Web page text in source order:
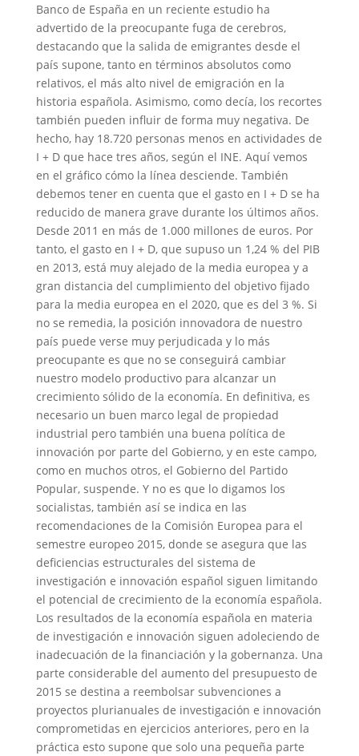
Banco de España en un reciente estudio ha
advertido de la preocupante fuga de cerebros,
destacando que la salida de emigrantes desde el
país supone, tanto en términos absolutos como
relativos, el más alto nivel de emigración en la
historia española. Asimismo, como decía, los recortes
también pueden influir de forma muy negativa. De
hecho, hay 18.720 personas menos en actividades de
I + D que hace tres años, según el INE. Aquí vemos
en el gráfico cómo la línea desciende. También
debemos tener en cuenta que el gasto en I + D se ha
reducido de manera grave durante los últimos años.
Desde 2011 en más de 1.000 millones de euros. Por
tanto, el gasto en I + D, que supuso un 1,24 % del PIB
en 2013, está muy alejado de la media europea y a
gran distancia del cumplimiento del objetivo fijado
para la media europea en el 2020, que es del 3 %. Si
no se remedia, la posición innovadora de nuestro
país puede verse muy perjudicada y lo más
preocupante es que no se conseguirá cambiar
nuestro modelo productivo para alcanzar un
crecimiento sólido de la economía. En definitiva, es
necesario un buen marco legal de propiedad
industrial pero también una buena política de
innovación por parte del Gobierno, y en este campo,
como en muchos otros, el Gobierno del Partido
Popular, suspende. Y no es que lo digamos los
socialistas, también así se indica en las
recomendaciones de la Comisión Europea para el
semestre europeo 2015, donde se asegura que las
deficiencias estructurales del sistema de
investigación e innovación español siguen limitando
el potencial de crecimiento de la economía española.
Los resultados de la economía española en materia
de investigación e innovación siguen adoleciendo de
inadecuación de la financiación y la gobernanza. Una
parte considerable del aumento del presupuesto de
2015 se destina a reembolsar subvenciones a
proyectos plurianuales de investigación e innovación
comprometidas en ejercicios anteriores, pero en la
práctica esto supone que solo una pequeña parte